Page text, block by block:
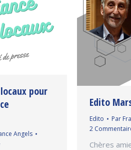
pour
Angels
Edito
Edito Par
2
Chères